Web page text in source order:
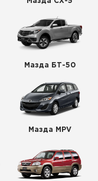
Мазда БТ-50
Мазда MPV